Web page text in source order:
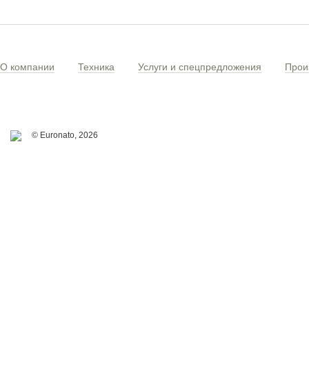
О компании Техника Услуги и спецпредложения
© Euronato, 2026